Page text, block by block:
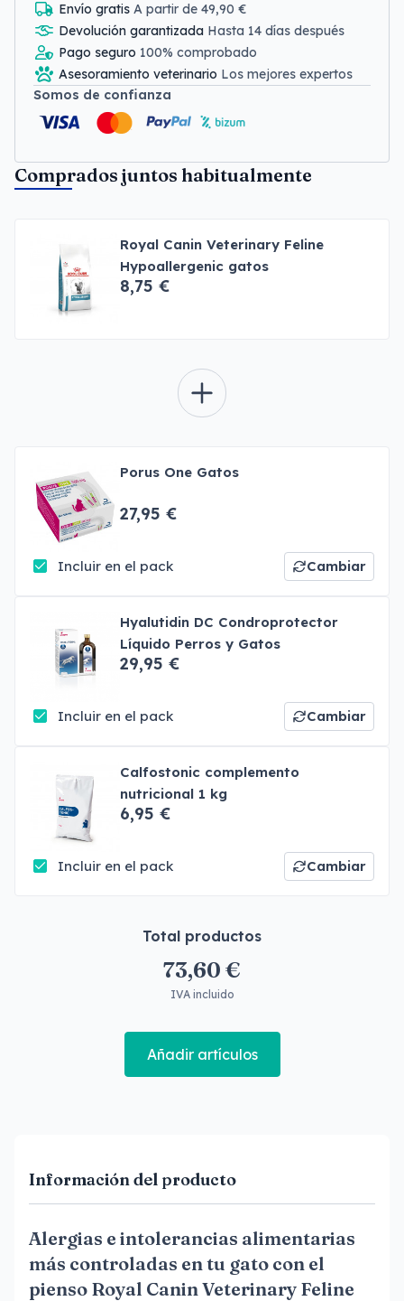
Envío gratis A partir de 49,90 €
Devolución garantizada Hasta 14 días después
Pago seguro 100% comprobado
Asesoramiento veterinario Los mejores expertos
Somos de confianza
Comprados juntos habitualmente
Royal Canin Veterinary Feline
Hypoallergenic gatos
8,75 €
Porus One Gatos
27,95 €
Incluir en el pack Cambiar
Hyalutidin DC Condroprotector
Líquido Perros y Gatos
29,95 €
Incluir en el pack Cambiar
Calfostonic complemento
nutricional 1 kg
6,95 €
Incluir en el pack Cambiar
Total productos
73,60 €
IVA incluido
Añadir artículos
Información del producto
Alergias e intolerancias alimentarias
más controladas en tu gato con el
pienso Royal Canin Veterinary Feline